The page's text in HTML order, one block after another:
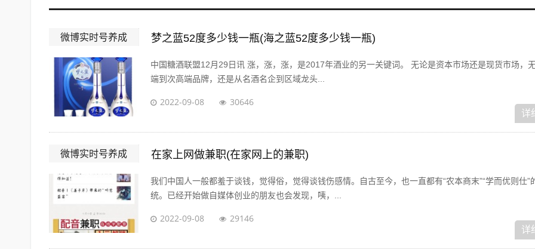
微博实时号养成 梦之蓝52度多少钱一瓶(海之蓝52度多少钱一瓶)
中国糖酒联盟12月29日讯 涨，涨，涨，是2017年酒业的另一关键词。 无论是资本市场还是现货市场，
端到次高端品牌，还是从名酒名企到区域龙头...
2022-09-08 30646
详
微博实时号养成 在家上网做兼职(在家网上的兼职)
我们中国人一般都羞于谈钱，觉得俗，觉得谈钱伤感情。自古至今，也一直都有“农本商末”“学而优则仕”
统。已经开始做自媒体创业的朋友也会发现，咦，...
2022-09-08 29146
详